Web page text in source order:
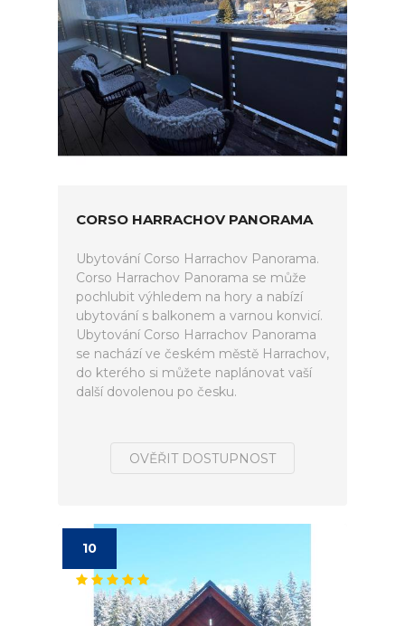
CORSO HARRACHOV PANORAMA
Ubytování Corso Harrachov Panorama.
Corso Harrachov Panorama se může
pochlubit výhledem na hory a nabízí
ubytování s balkonem a varnou konvicí.
Ubytování Corso Harrachov Panorama
se nachází ve českém městě Harrachov,
do kterého si můžete naplánovat vaší
další dovolenou po česku.
OVĚŘIT DOSTUPNOST
10